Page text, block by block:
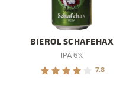
BIEROL SCHAFEHAX
IPA 6%
7.8